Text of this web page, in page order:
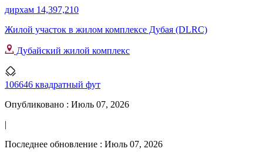
дирхам 14,397,210
Жилой участок в жилом комплексе Дубая (DLRC)
Дубайский жилой комплекс
106646 квадратный фут
Опубликовано : Июль 07, 2026
|
Последнее обновление : Июль 07, 2026